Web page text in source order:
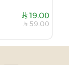
19.00
59.00